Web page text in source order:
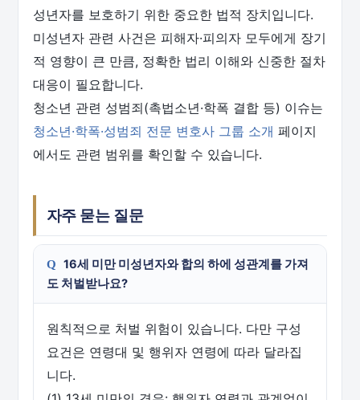
성년자를 보호하기 위한 중요한 법적 장치입니다.
미성년자 관련 사건은 피해자·피의자 모두에게 장기
적 영향이 큰 만큼, 정확한 법리 이해와 신중한 절차
대응이 필요합니다.
청소년 관련 성범죄(촉법소년·학폭 결합 등) 이슈는
청소년·학폭·성범죄 전문 변호사 그룹 소개 페이지
에서도 관련 범위를 확인할 수 있습니다.
자주 묻는 질문
16세 미만 미성년자와 합의 하에 성관계를 가져
도 처벌받나요?
원칙적으로 처벌 위험이 있습니다. 다만 구성
요건은 연령대 및 행위자 연령에 따라 달라집
니다.